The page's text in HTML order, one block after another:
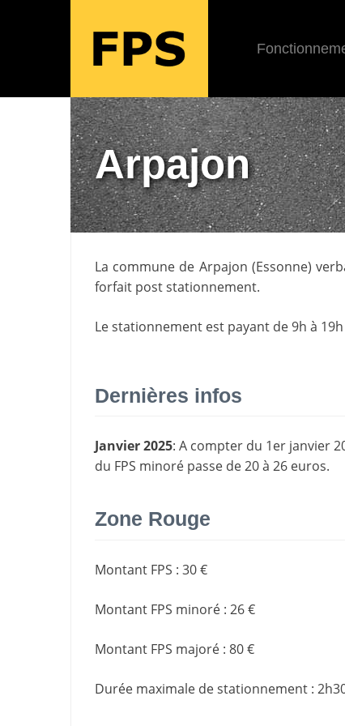
Arpajon
La commune de Arpajon (Essonne)
forfait post stationnement.
Le stationnement est payant de 9h à
Dernières infos
Janvier 2025: A compter du 1er janvier
du FPS minoré passe de 20 à 26 euros.
Zone Rouge
Montant FPS : 30 €
Montant FPS minoré : 26 €
Montant FPS majoré : 80 €
Durée maximale de stationnement :